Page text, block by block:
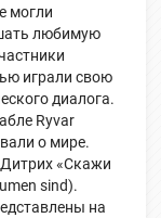
могли
любимую
играли свою
диалога.
Ryvar
о мире.
«Скажи
sind).
на